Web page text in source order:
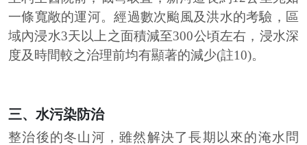
一條寬敞的運河。經過數次颱風及洪水的考驗，區
域內浸水3天以上之面積減至300公頃左右，浸水深
度及時間較之治理前均有顯著的減少(註10)。
三、水污染防治
整治後的冬山河，雖然解決了長期以來的淹水問